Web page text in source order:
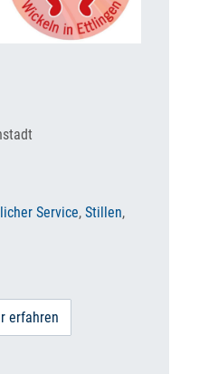
Service, Stillen,
erfahren